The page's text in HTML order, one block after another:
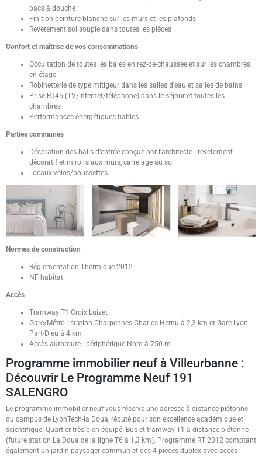
bacs à douche
Finition peinture blanche sur les murs et les plafonds
Revêtement sol souple dans toutes les pièces
Confort et maîtrise de vos consommations
Occultation de toutes les baies en rez-de-chaussée et sur les chambres
en étage
Robinetterie de type mitigeur dans les salles d’eau et salles de bains
Prise RJ45 (TV/internet/téléphone) dans le séjour et toutes les
chambres
Performances énergétiques fiables
Parties communes
Décoration des halls d’entrée conçue par l’architecte : revêtement
décoratif et miroirs aux murs, carrelage au sol
Locaux vélos/poussettes
Normes de construction
Réglementation Thermique 2012
NF habitat
Accès
Tramway T1 Croix Luizet
Gare/Métro : station Charpennes Charles Hernu à 2,3 km et Gare Lyon
Part-Dieu à 4 km
Accès autoroute : périphérique Nord à 750 m
Programme immobilier neuf à Villeurbanne :
Découvrir Le Programme Neuf 191
SALENGRO
Le programme immobilier neuf vous réserve une adresse à distance piétonne
du campus de LyonTech-la Doua, réputé pour son excellence académique et
scientifique. Quartier très bien équipé. Bus et tramway T1 à distance piétonne
(future station La Doua de la ligne T6 à 1,3 km). Programme RT 2012 comptant
également un jardin paysager commun et des 4 pièces duplex avec accès